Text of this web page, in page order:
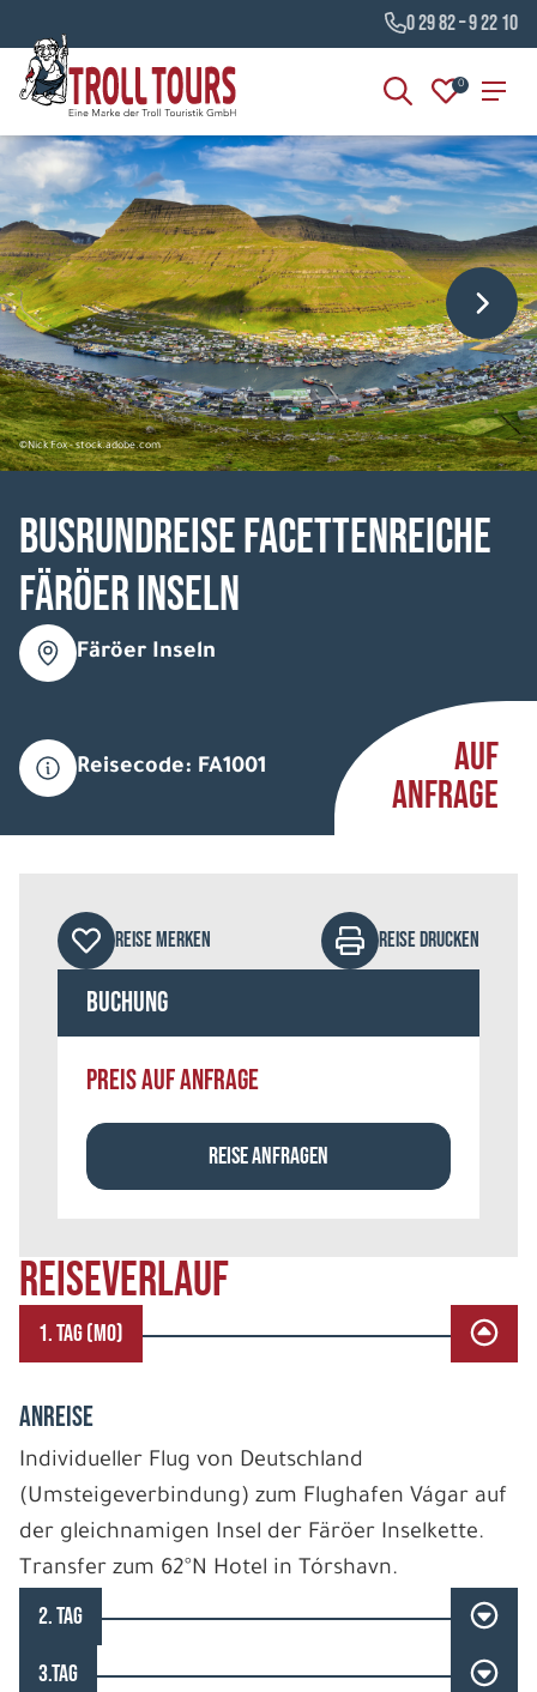
0 29 82 – 9 22 10
0
©Nick Fox - stock.adobe.com
Busrundreise Facettenreiche
Färöer Inseln
Färöer Inseln
Reisecode: FA1001
AUF
ANFRAGE
REISEVERLAUF
1. TAG (MO)
ANREISE
Individueller Flug von Deutschland
(Umsteigeverbindung) zum Flughafen Vágar auf
der gleichnamigen Insel der Färöer Inselkette.
Transfer zum 62°N Hotel in Tórshavn.
2. TAG
3.TAG
REISE MERKEN REISE DRUCKEN
Buchung
PREIS AUF ANFRAGE
REISE ANFRAGEN